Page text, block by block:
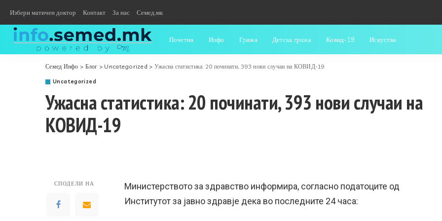
Избери матичен доктор Контакт За нас Семед.мк
Почетна Инфо Грижа Детска грижа Ковид-19 Искуства
Семед Инфо > Блог > Uncategorized > Ужасна статистика: 20 починати, 393 нови случаи на КОВИД-19
Uncategorized
Ужасна статистика: 20 починати, 393 нови случаи на
КОВИД-19
СПОДЕЛИ НА
Министерството за здравство информира, согласно податоците од
Институтот за јавно здравје дека во последните 24 часа: